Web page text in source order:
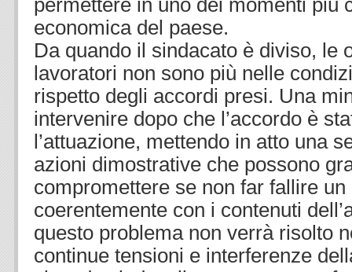
permettere in uno dei momenti più
economica del paese.
Da quando il sindacato è diviso, le
lavoratori non sono più nelle
rispetto degli accordi presi. Una
intervenire dopo che l’accordo è
l’attuazione, mettendo in atto una
azioni dimostrative che possono
compromettere se non far fallire
coerentemente con i contenuti
questo problema non verrà risolto
continue tensioni e interferenze